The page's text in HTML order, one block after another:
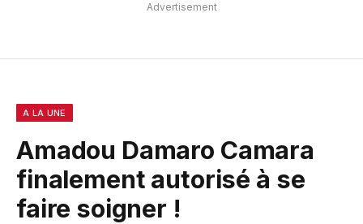
Advertisement
A LA UNE
Amadou Damaro Camara
finalement autorisé à se
faire soigner !